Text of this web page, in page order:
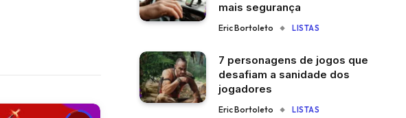
mais segurança
Eric Bortoleto LISTAS
7 personagens de jogos que
desafiam a sanidade dos
jogadores
Eric Bortoleto LISTAS